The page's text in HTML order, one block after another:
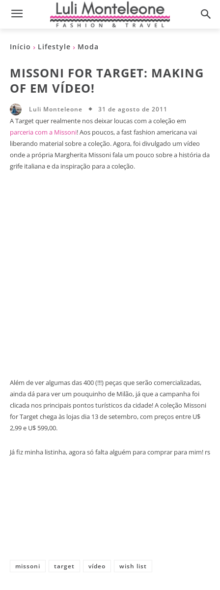
Início Lifestyle Moda
MISSONI FOR TARGET: MAKING
OF EM VÍDEO!
Luli Monteleone 31 de agosto de 2011
A Target quer realmente nos deixar loucas com a coleção em
parceria com a Missoni! Aos poucos, a fast fashion americana vai
liberando material sobre a coleção. Agora, foi divulgado um vídeo
onde a própria Margherita Missoni fala um pouco sobre a história da
grife italiana e da inspiração para a coleção.
Além de ver algumas das 400 (!!!) peças que serão comercializadas,
ainda dá para ver um pouquinho de Milão, já que a campanha foi
clicada nos principais pontos turísticos da cidade! A coleção Missoni
for Target chega às lojas dia 13 de setembro, com preços entre U$
2,99 e U$ 599,00.
Já fiz minha listinha, agora só falta alguém para comprar para mim! rs
missoni target vídeo wish list